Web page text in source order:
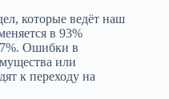
которые ведёт наш
в 93%
Ошибки в
или
к переходу на